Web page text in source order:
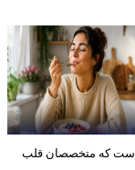
که متخصصان قلب